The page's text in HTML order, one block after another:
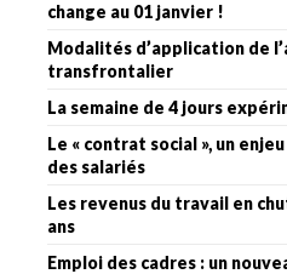
change au 01 janvier !
Modalités d’application de
transfrontalier
La semaine de 4 jours
Le « contrat social », un
des salariés
Les revenus du travail en
ans
Emploi des cadres : un